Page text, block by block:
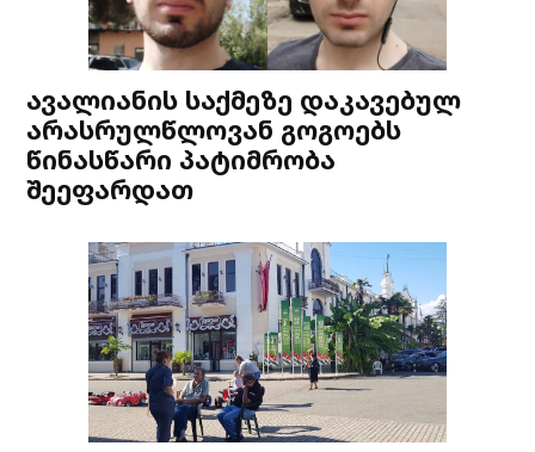
ავალიანის საქმეზე დაკავებულ
არასრულწლოვან გოგოებს
წინასწარი პატიმრობა
შეეფარდათ